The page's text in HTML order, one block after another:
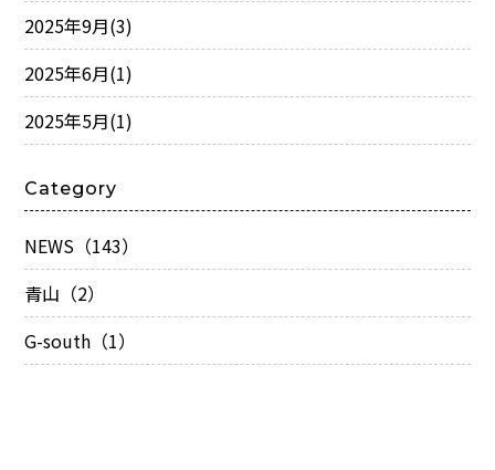
2025年9月(3)
2025年6月(1)
2025年5月(1)
Category
NEWS（143）
青山（2）
G-south（1）